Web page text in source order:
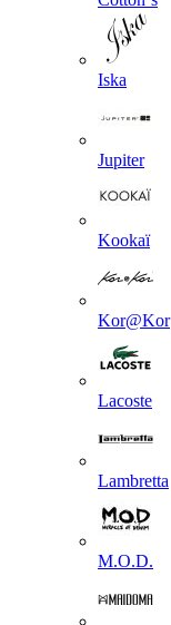
Iska
Jupiter
Kookaї
Kor@Kor
Lacoste
Lambretta
M.O.D.